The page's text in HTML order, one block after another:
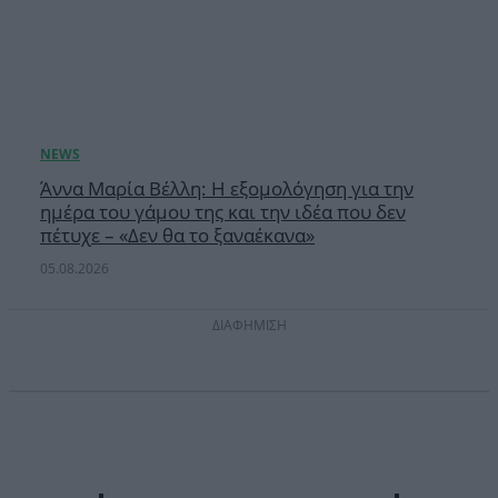
Άννα Μαρία Βέλλη: Η εξομολόγηση για την
ημέρα του γάμου της και την ιδέα που δεν
πέτυχε – «Δεν θα το ξαναέκανα»
05.08.2026
ΔΙΑΦΗΜΙΣΗ